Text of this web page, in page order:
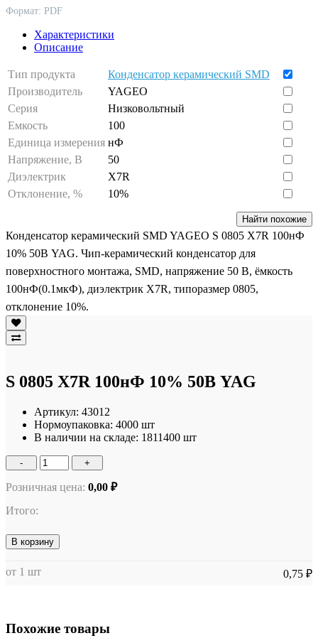
Формат: PDF
Характеристики
Описание
Тип продукта
Конденсатор керамический SMD
Производитель
YAGEO
Серия
Низковольтный
Емкость
100
Единица измерения нФ
Напряжение, В
50
Диэлектрик
X7R
Отклонение, %
10%
Найти похожие
Конденсатор керамический SMD YAGEO S 0805 X7R 100нФ
10% 50В YAG. Чип-керамический конденсатор для
поверхностного монтажа, SMD, напряжение 50 В, ёмкость
100нФ(0.1мкФ), диэлектрик X7R, типоразмер 0805,
отклонение 10%.
S 0805 X7R 100нФ 10% 50В YAG
Артикул: 43012
Нормоупаковка: 4000 шт
В наличии на складе: 1811400 шт
- +
Розничная цена: 0,00 ₽
Итого:
В корзину
от 1 шт 0,75 ₽
Похожие товары